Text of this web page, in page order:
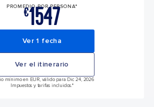
PROMEDIO POR PERSONA*
€1547
Ver 1 fecha
Ver el itinerario
mínimo en EUR, válido para Dic 24, 2026
Impuestos y tarifas incluidos.*